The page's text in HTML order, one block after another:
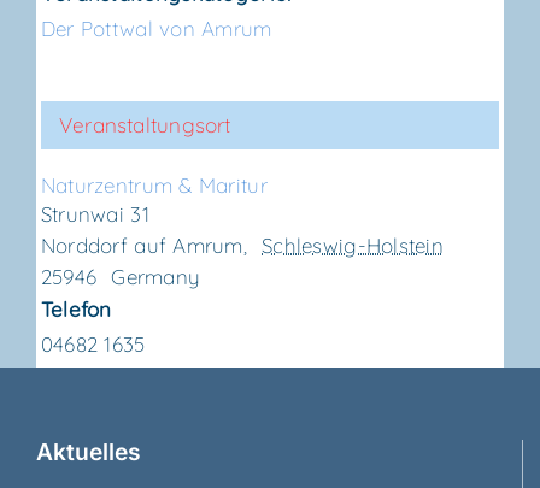
Der Pottwal von Amrum
Veranstaltungsort
Natur­zen­trum & Maritur
Strunwai 31
Norddorf auf Amrum
Schleswig-Holstein
25946 Germany
Telefon
04682 1635
Aktu­el­les